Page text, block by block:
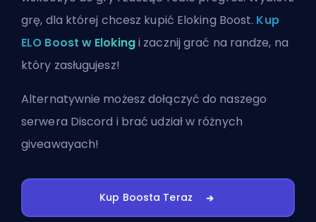
grę, dla której chcesz kupić Eloking Boost. Kup
ELO Boost w Elokingi zacznij grać na randze, na
który zasługujesz!
Alternatywnie możeszdołączyć do naszego
serwera Discord i brać udział w różnych
giveawayach!
Kup Boosta Teraz